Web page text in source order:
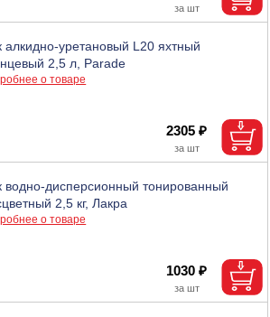
алкидно-уретановый L20 яхтный
2,5 л, Parade
о товаре
2305 ₽
водно-дисперсионный тонированный
2,5 кг, Лакра
о товаре
1030 ₽